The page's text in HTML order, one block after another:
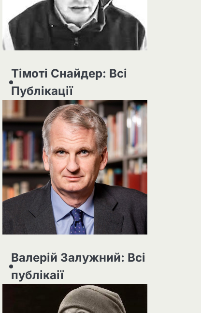
Тімоті Снайдер: Всі
Публікації
Валерій Залужний: Всі
публікаії